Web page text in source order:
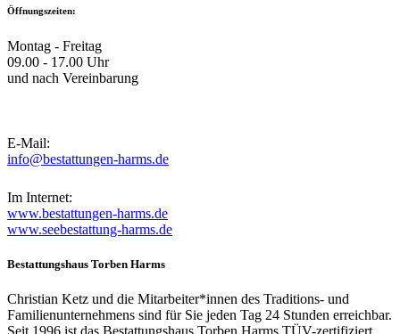
Öffnungszeiten:
Montag - Freitag
09.00 - 17.00 Uhr
und nach Vereinbarung
E-Mail:
info@bestattungen-harms.de
Im Internet:
www.bestattungen-harms.de
www.seebestattung-harms.de
Bestattungshaus Torben Harms
Christian Ketz und die Mitarbeiter*innen des Traditions- und
Familienunternehmens sind für Sie jeden Tag 24 Stunden erreichbar.